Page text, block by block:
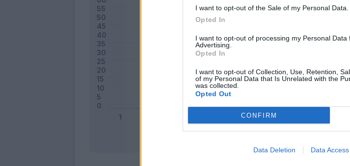
I want to opt-out of the Sale of my Personal Data.
Opted In
I want to opt-out of processing my Personal Data
Advertising.
Opted In
I want to opt-out of Collection, Use, Retention,
of my Personal Data that Is Unrelated with the
was collected.
Opted Out
CONFIRM
Data Deletion Data Access